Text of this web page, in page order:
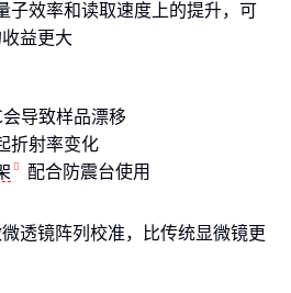
子效率和读取速度上的提升，可
益更大
导致样品漂移
折射率变化
配合防震台使用
透镜阵列校准，比传统显微镜更